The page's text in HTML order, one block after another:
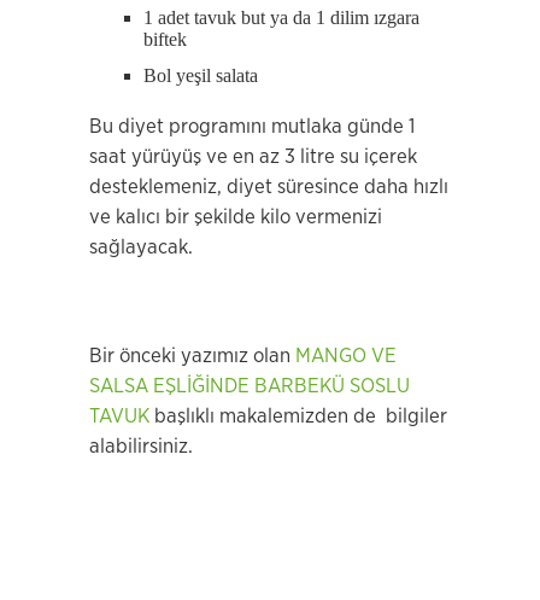
1 adet tavuk but ya da 1 dilim ızgara
biftek
Bol yeşil salata
Bu diyet programını mutlaka günde 1
saat yürüyüş ve en az 3 litre su içerek
desteklemeniz, diyet süresince daha hızlı
ve kalıcı bir şekilde kilo vermenizi
sağlayacak.
Bir önceki yazımız olan MANGO VE
SALSA EŞLİĞİNDE BARBEKÜ SOSLU
TAVUK başlıklı makalemizden de bilgiler
alabilirsiniz.